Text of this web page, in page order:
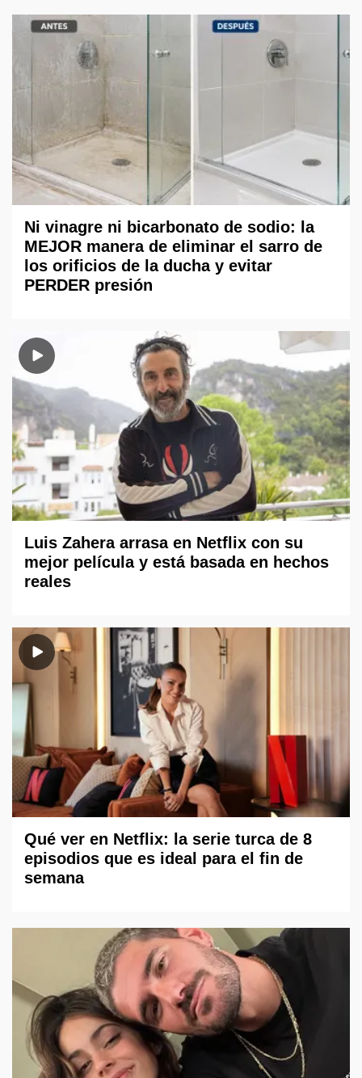
Ni vinagre ni bicarbonato de sodio: la
MEJOR manera de eliminar el sarro de
los orificios de la ducha y evitar
PERDER presión
Luis Zahera arrasa en Netflix con su
mejor película y está basada en hechos
reales
Qué ver en Netflix: la serie turca de 8
episodios que es ideal para el fin de
semana